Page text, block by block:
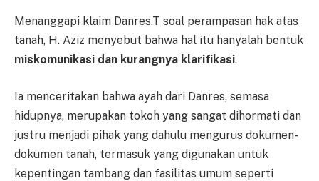
Menanggapi klaim Danres.T soal perampasan hak atas
tanah, H. Aziz menyebut bahwa hal itu hanyalah bentuk
miskomunikasi dan kurangnya klarifikasi.
Ia menceritakan bahwa ayah dari Danres, semasa
hidupnya, merupakan tokoh yang sangat dihormati dan
justru menjadi pihak yang dahulu mengurus dokumen-
dokumen tanah, termasuk yang digunakan untuk
kepentingan tambang dan fasilitas umum seperti